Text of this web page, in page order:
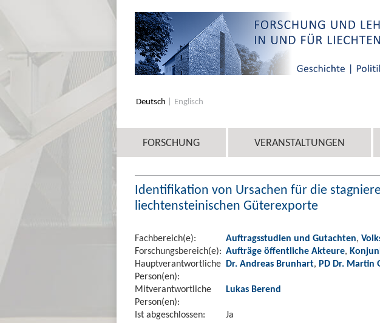
Deutsch Englisch
FORSCHUNG VERANSTALTUNGEN
Identifikation von Ursachen für die
liechtensteinischen Güterexporte
Fachbereich(e): Auftragsstudien und Gutachten,
Forschungsbereich(e): Aufträge öffentliche Akteure,
Hauptverantwortliche
Person(en):
Dr. Andreas Brunhart, PD Dr. Martin
Mitverantwortliche
Person(en):
Lukas Berend
Ist abgeschlossen: Ja